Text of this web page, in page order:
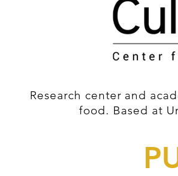
Research center and
food. Based at